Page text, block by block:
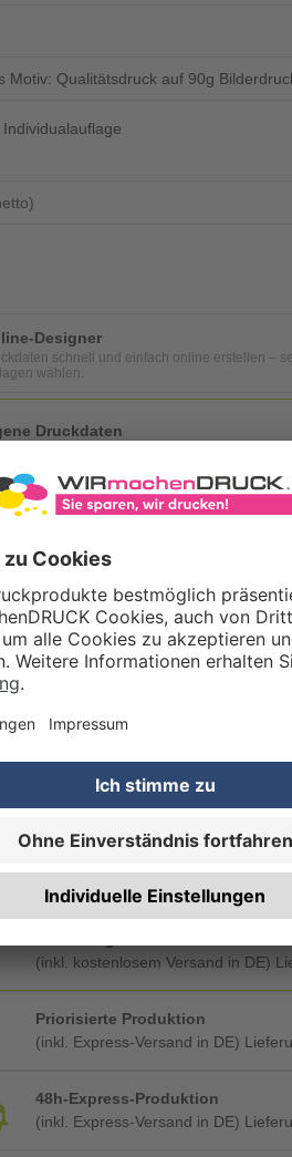
Motiv: Qualitätsdruck auf 90g
Individualauflage
Designer
schnell und einfach online erstellen –
wählen.
Druckdaten
Sie im Warenkorb oder nach Abschluss der
(von Experten empf.)
zusätzlich per Post
(inkl. kostenlosem Versand in DE)
Priorisierte Produktion
(inkl. Express-Versand in DE)
48h-Express-Produktion
(inkl. Express-Versand in DE)